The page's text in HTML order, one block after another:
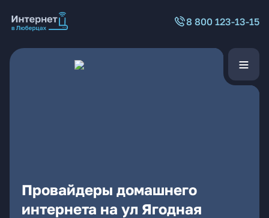
8 800 123-13-15
Провайдеры домашнего
интернета на ул Ягодная